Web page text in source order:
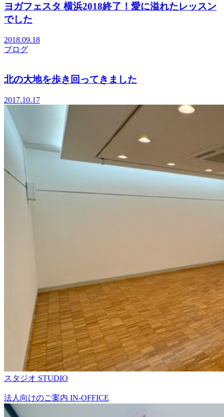
ヨガフェスタ 横浜2018終了！愛に溢れたレッスン
でした
2018.09.18
ブログ
北の大地を歩き回ってきました
2017.10.17
スタジオ STUDIO
法人向けのご案内 IN-OFFICE